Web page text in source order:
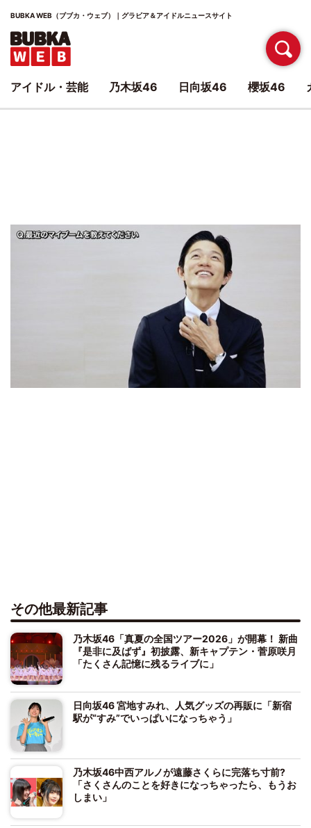
BUBKA WEB（ブブカ・ウェブ）｜グラビア＆アイドルニュースサイト
その他最新記事
乃木坂46「真夏の全国ツアー2026」が開幕！ 新曲
『是非に及ばず』初披露、新キャプテン・菅原咲月
「たくさん記憶に残るライブに」
日向坂46 宮地すみれ、人気グッズの再販に「新宿
駅が“すみ”でいっぱいになっちゃう」
乃木坂46中西アルノが遠藤さくらに完落ち寸前?
「さくさんのことを好きになっちゃったら、もうお
しまい」
アイドル・芸能 乃木坂46 日向坂46 櫻坂46